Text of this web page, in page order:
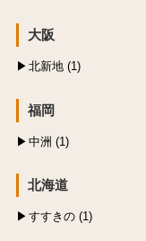
大阪
北新地 (1)
福岡
中洲 (1)
北海道
すすきの (1)